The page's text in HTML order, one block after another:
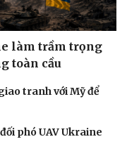
làm trầm trọng
toàn cầu
tranh với Mỹ để
phó UAV Ukraine